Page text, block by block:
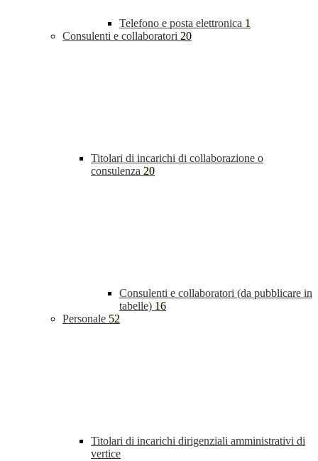
Telefono e posta elettronica 1
Consulenti e collaboratori 20
Titolari di incarichi di collaborazione o
consulenza 20
Consulenti e collaboratori (da pubblicare in
tabelle) 16
Personale 52
Titolari di incarichi dirigenziali amministrativi di
vertice